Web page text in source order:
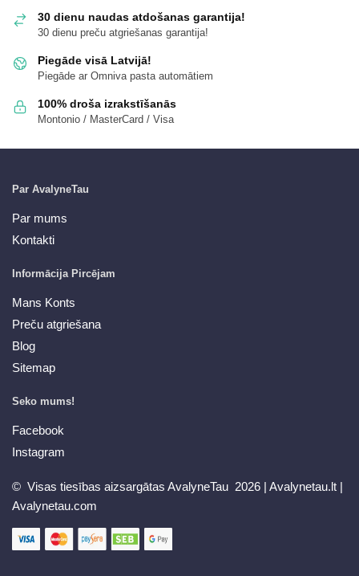
30 dienu naudas atdošanas garantija!
30 dienu preču atgriešanas garantija!
Piegāde visā Latvijā!
Piegāde ar Omniva pasta automātiem
100% droša izrakstīšanās
Montonio / MasterCard / Visa
Par AvalyneTau
Par mums
Kontakti
Informācija Pircējam
Mans Konts
Preču atgriešana
Blog
Sitemap
Seko mums!
Facebook
Instagram
© Visas tiesības aizsargātas AvalyneTau 2026 | Avalynetau.lt |
Avalynetau.com